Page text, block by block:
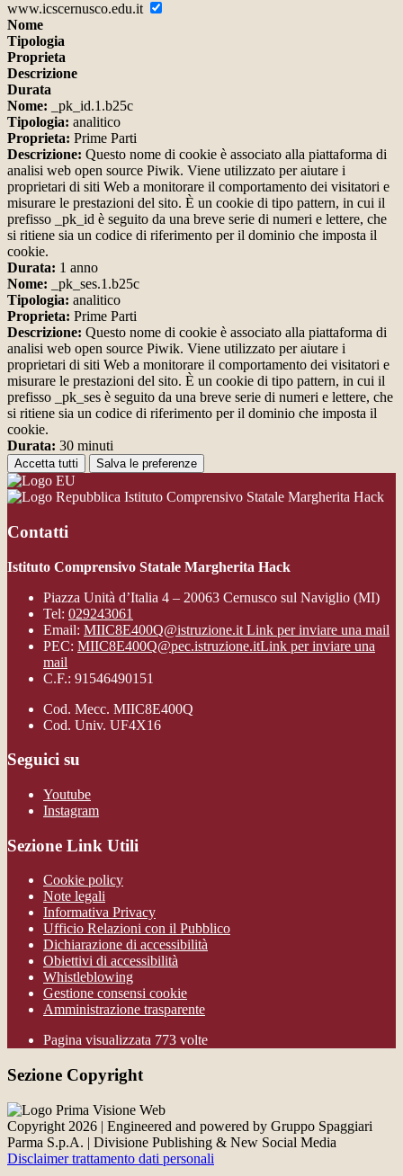
www.icscernusco.edu.it
Nome
Tipologia
Proprieta
Descrizione
Durata
Nome: _pk_id.1.b25c
Tipologia: analitico
Proprieta: Prime Parti
Descrizione: Questo nome di cookie è associato alla piattaforma di
analisi web open source Piwik. Viene utilizzato per aiutare i
proprietari di siti Web a monitorare il comportamento dei visitatori e
misurare le prestazioni del sito. È un cookie di tipo pattern, in cui il
prefisso _pk_id è seguito da una breve serie di numeri e lettere, che
si ritiene sia un codice di riferimento per il dominio che imposta il
cookie.
Durata: 1 anno
Nome: _pk_ses.1.b25c
Tipologia: analitico
Proprieta: Prime Parti
Descrizione: Questo nome di cookie è associato alla piattaforma di
analisi web open source Piwik. Viene utilizzato per aiutare i
proprietari di siti Web a monitorare il comportamento dei visitatori e
misurare le prestazioni del sito. È un cookie di tipo pattern, in cui il
prefisso _pk_ses è seguito da una breve serie di numeri e lettere, che
si ritiene sia un codice di riferimento per il dominio che imposta il
cookie.
Durata: 30 minuti
Accetta tutti Salva le preferenze
Istituto Comprensivo Statale Margherita Hack
Contatti
Istituto Comprensivo Statale Margherita Hack
Piazza Unità d’Italia 4 – 20063 Cernusco sul Naviglio (MI)
Tel: 029243061
Email: MIIC8E400Q@istruzione.it Link per inviare una mail
PEC: MIIC8E400Q@pec.istruzione.itLink per inviare una
mail
C.F.: 91546490151
Cod. Mecc. MIIC8E400Q
Cod. Univ. UF4X16
Seguici su
Youtube
Instagram
Sezione Link Utili
Cookie policy
Note legali
Informativa Privacy
Ufficio Relazioni con il Pubblico
Dichiarazione di accessibilità
Obiettivi di accessibilità
Whistleblowing
Gestione consensi cookie
Amministrazione trasparente
Pagina visualizzata 773 volte
Sezione Copyright
Copyright 2026 | Engineered and powered by Gruppo Spaggiari
Parma S.p.A. | Divisione Publishing & New Social Media
Disclaimer trattamento dati personali